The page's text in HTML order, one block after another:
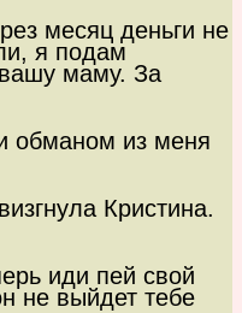
месяц деньги не
я подам
маму. За
обманом из меня
Кристина.
иди пей свой
не выйдет тебе